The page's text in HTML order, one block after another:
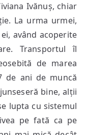
Ivănuș, chiar
La urma urmei,
având acoperite
Transportul îl
de marea
de ani de muncă
bine, alții
lupta cu sistemul
pe fată ca pe